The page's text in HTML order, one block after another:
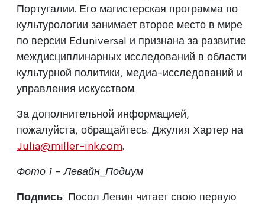
Португалии. Его магистерская программа по
культурологии занимает второе место в мире
по версии Eduniversal и признана за развитие
междисциплинарных исследований в области
культурной политики, медиа-исследований и
управления искусством.
За дополнительной информацией,
пожалуйста, обращайтесь: Джулия Хартер на
Julia@miller-ink.com.
Фото 1 - Левайн_Подиум
Подпись: Посол Левин читает свою первую